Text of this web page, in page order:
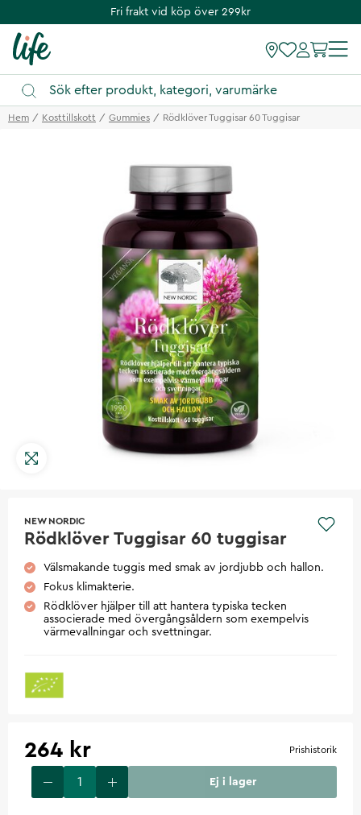
Fri frakt vid köp över 299kr
Hem Kosttillskott Gummies Rödklöver Tuggisar 60 Tuggisar
NEW NORDIC
Rödklöver Tuggisar 60 tuggisar
Välsmakande tuggis med smak av jordjubb och hallon.
Fokus klimakterie.
Rödklöver hjälper till att hantera typiska tecken
associerade med övergångsåldern som exempelvis
värmevallningar och svettningar.
264 kr Prishistorik
Ej i lager